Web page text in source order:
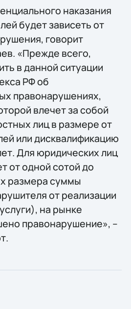
наказания
будет зависеть от
говорит
«Прежде всего,
в данной ситуации
РФ об
правонарушениях,
влечет за собой
лиц в размере от
или дисквалификацию
Для юридических лиц
от одной сотой до
размера суммы
от реализации
на рынке
правонарушение», –